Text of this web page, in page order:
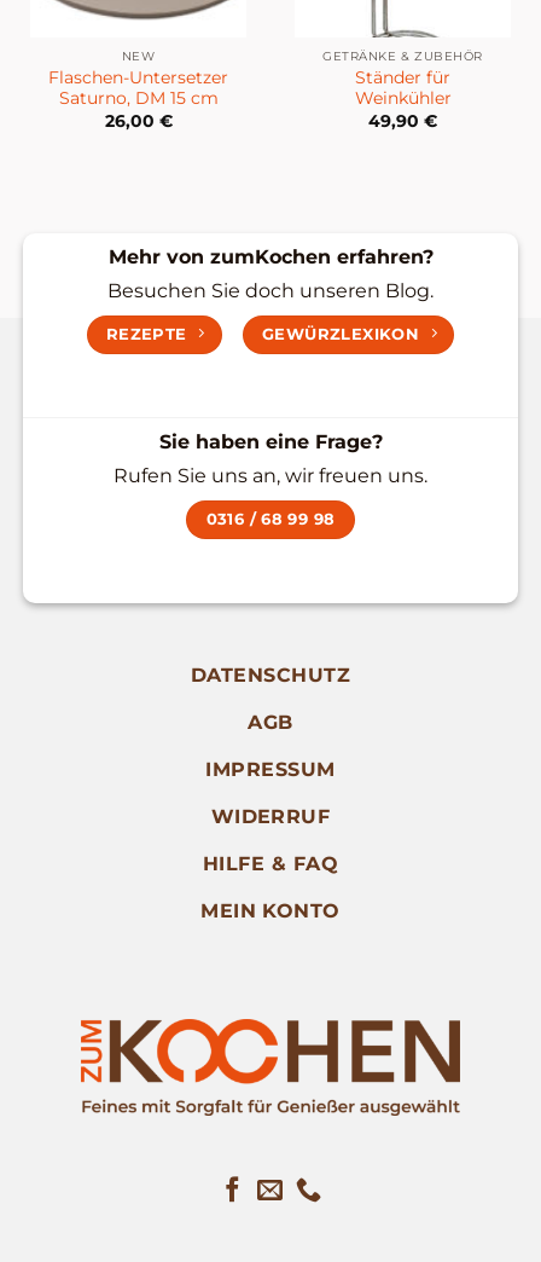
NEW
Flaschen-Untersetzer
Saturno, DM 15 cm
26,00 €
GETRÄNKE & ZUBEHÖR
Ständer für
Weinkühler
49,90 €
Mehr von zumKochen erfahren?
Besuchen Sie doch unseren Blog.
REZEPTE GEWÜRZLEXIKON
Sie haben eine Frage?
Rufen Sie uns an, wir freuen uns.
0316 / 68 99 98
DATENSCHUTZ
AGB
IMPRESSUM
WIDERRUF
HILFE & FAQ
MEIN KONTO